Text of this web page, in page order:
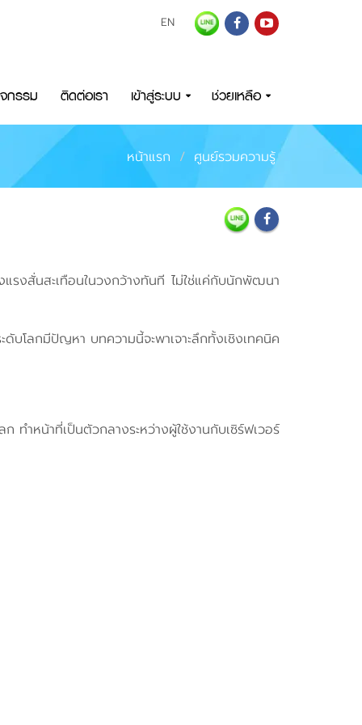
EN
กรรม ติดต่อเรา เข้าสู่ระบบ ช่วยเหลือ
หน้าแรก ศูนย์รวมความรู้
งสั่นสะเทือนในวงกว้างทันที ไม่ใช่แค่กับนักพัฒนา
ดับโลกมีปัญหา บทความนี้จะพาเจาะลึกทั้งเชิงเทคนิค
ำหน้าที่เป็นตัวกลางระหว่างผู้ใช้งานกับเซิร์ฟเวอร์